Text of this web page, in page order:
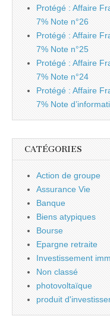
Protégé : Affaire
7% Note n°26
Protégé : Affaire
7% Note n°25
Protégé : Affaire
7% Note n°24
Protégé : Affaire
7% Note
CATÉGORIES
Action de groupe
Assurance Vie
Banque
Biens atypiques
Bourse
Epargne retraite
Investissement
Non classé
photovoltaïque
produit